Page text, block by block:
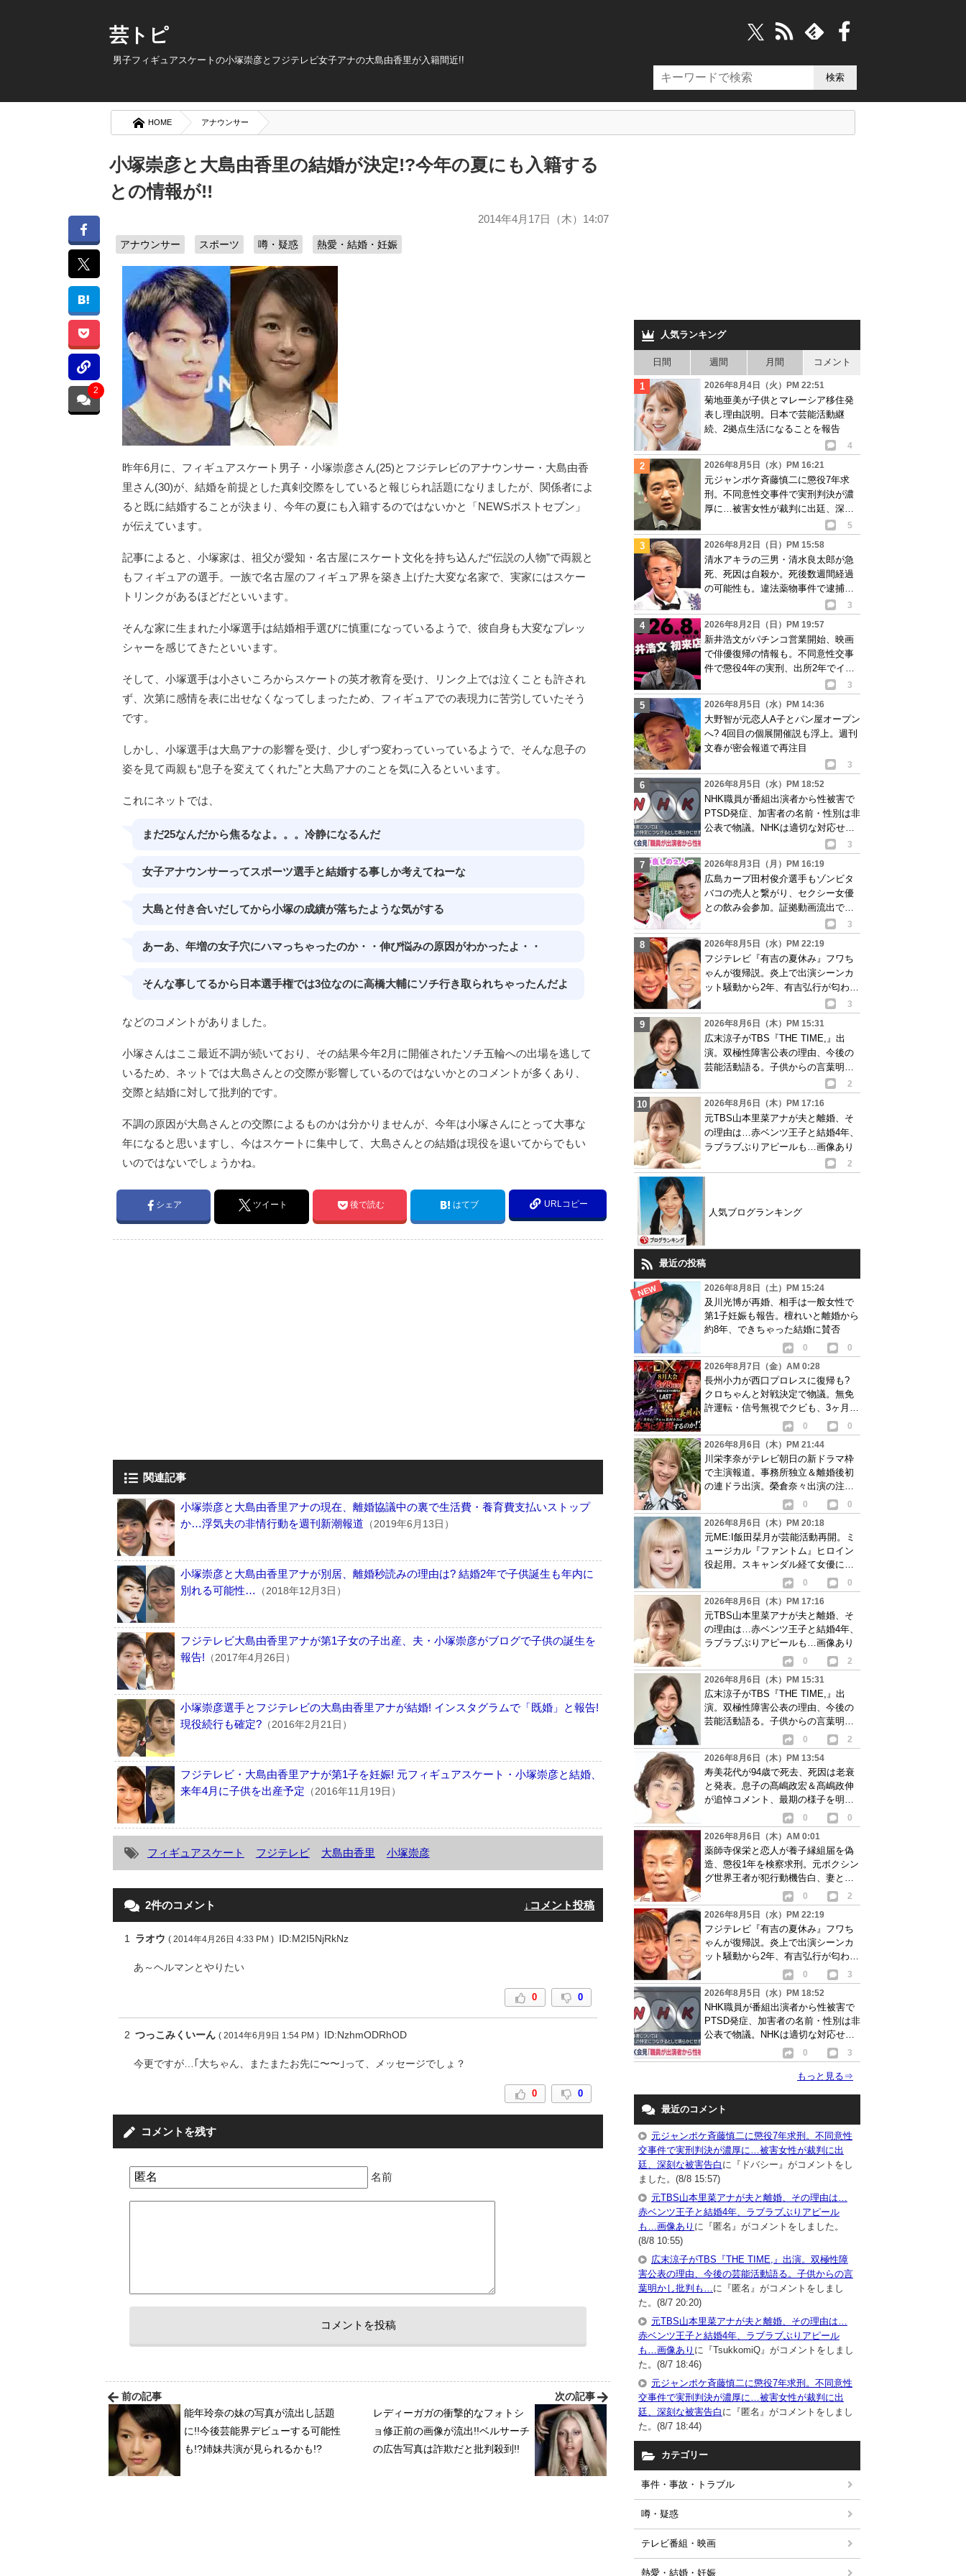
芸トピ
男子フィギュアスケートの小塚崇彦とフジテレビ女子アナの大島由香里が入籍間近!!
HOME アナウンサー
小塚崇彦と大島由香里の結婚が決定!?今年の夏にも入籍する
との情報が!!
2014年4月17日（木）14:07
アナウンサー スポーツ 噂・疑惑 熱愛・結婚・妊娠
2
昨年6月に、フィギュアスケート男子・小塚崇彦さん(25)とフジテレビのアナウンサー・大島由香
里さん(30)が、結婚を前提とした真剣交際をしていると報じられ話題になりましたが、関係者によ
ると既に結婚することが決まり、今年の夏にも入籍するのではないかと「NEWSポストセブン」
が伝えています。
記事によると、小塚家は、祖父が愛知・名古屋にスケート文化を持ち込んだ“伝説の人物”で両親と
もフィギュアの選手。一族で名古屋のフィギュア界を築き上げた大変な名家で、実家にはスケー
トリンクがあるほどだといいます。
そんな家に生まれた小塚選手は結婚相手選びに慎重になっているようで、彼自身も大変なプレッ
シャーを感じてきたといいます。
そして、小塚選手は小さいころからスケートの英才教育を受け、リンク上では泣くことも許され
ず、次第に感情を表に出せなくなってしまったため、フィギュアでの表現力に苦労していたそう
です。
しかし、小塚選手は大島アナの影響を受け、少しずつ変わっていっているようで、そんな息子の
姿を見て両親も“息子を変えてくれた”と大島アナのことを気に入るといいます。
これにネットでは、
まだ25なんだから焦るなよ。。。冷静になるんだ
女子アナウンサーってスポーツ選手と結婚する事しか考えてねーな
大島と付き合いだしてから小塚の成績が落ちたような気がする
あーあ、年増の女子穴にハマっちゃったのか・・伸び悩みの原因がわかったよ・・
そんな事してるから日本選手権では3位なのに高橋大輔にソチ行き取られちゃったんだよ
などのコメントがありました。
小塚さんはここ最近不調が続いており、その結果今年2月に開催されたソチ五輪への出場を逃して
いるため、ネットでは大島さんとの交際が影響しているのではないかとのコメントが多くあり、
交際と結婚に対して批判的です。
不調の原因が大島さんとの交際によるものかは分かりませんが、今年は小塚さんにとって大事な
年になると思いますし、今はスケートに集中して、大島さんとの結婚は現役を退いてからでもい
いのではないでしょうかね。
シェア ツイート 後で読む はてブ URLコピー
関連記事
小塚崇彦と大島由香里アナの現在、離婚協議中の裏で生活費・養育費支払いストップ
か…浮気夫の非情行動を週刊新潮報道 （2019年6月13日）
小塚崇彦と大島由香里アナが別居、離婚秒読みの理由は? 結婚2年で子供誕生も年内に
別れる可能性…
（2018年12月3日）
フジテレビ大島由香里アナが第1子女の子出産、夫・小塚崇彦がブログで子供の誕生を
報告! （2017年4月26日）
小塚崇彦選手とフジテレビの大島由香里アナが結婚! インスタグラムで「既婚」と報告!
現役続行も確定? （2016年2月21日）
フジテレビ・大島由香里アナが第1子を妊娠! 元フィギュアスケート・小塚崇彦と結婚、
来年4月に子供を出産予定 （2016年11月19日）
フィギュアスケート フジテレビ 大島由香里 小塚崇彦
2件のコメント ↓コメント投稿
1 ラオウ ( 2014年4月26日 4:33 PM ) ID:M2I5NjRkNz
あ～ヘルマンとやりたい
0 0
2 つっこみくいーん ( 2014年6月9日 1:54 PM ) ID:NzhmODRhOD
今更ですが…｢大ちゃん、またまたお先に〜〜｣って、メッセージでしょ？
0 0
コメントを残す
名前
前の記事
次の記事
能年玲奈の妹の写真が流出し話題
に!!今後芸能界デビューする可能性
も!?姉妹共演が見られるかも!?
レディーガガの衝撃的なフォトシ
ョ修正前の画像が流出!!ベルサーチ
の広告写真は詐欺だと批判殺到!!
人気ランキング
日間 週間 月間 コメント
2026年8月4日（火）PM 22:51
菊地亜美が子供とマレーシア移住発
表し理由説明。日本で芸能活動継
続、2拠点生活になることを報告
4
2026年8月5日（水）PM 16:21
元ジャンポケ斉藤慎二に懲役7年求
刑。不同意性交事件で実刑判決が濃
厚に…被害女性が裁判に出廷、深刻
5
2026年8月2日（日）PM 15:58
清水アキラの三男・清水良太郎が急
死、死因は自殺か。死後数週間経過
の可能性も。違法薬物事件で逮捕、
3
2026年8月2日（日）PM 19:57
新井浩文がパチンコ営業開始、映画
で俳優復帰の情報も。不同意性交事
件で懲役4年の実刑、出所2年でイベ
3
2026年8月5日（水）PM 14:36
大野智が元恋人A子とパン屋オープン
へ? 4回目の個展開催説も浮上。週刊
文春が密会報道で再注目
3
2026年8月5日（水）PM 18:52
NHK職員が番組出演者から性被害で
PTSD発症、加害者の名前・性別は非
公表で物議。NHKは適切な対応せず
3
2026年8月3日（月）PM 16:19
広島カープ田村俊介選手もゾンビタ
バコの売人と繋がり、セクシー女優
との飲み会参加。証拠動画流出で波
3
2026年8月5日（水）PM 22:19
フジテレビ『有吉の夏休み』フワち
ゃんが復帰説。炎上で出演シーンカ
ット騒動から2年、有吉弘行が匂わせ
3
2026年8月6日（木）PM 15:31
広末涼子がTBS『THE TIME,』出
演。双極性障害公表の理由、今後の
芸能活動語る。子供からの言葉明か
2
2026年8月6日（木）PM 17:16
元TBS山本里菜アナが夫と離婚、そ
の理由は…赤ベンツ王子と結婚4年、
ラブラブぶりアピールも…画像あり
2
人気ブログランキング
最近の投稿
2026年8月8日（土）PM 15:24
及川光博が再婚、相手は一般女性で
第1子妊娠も報告。檀れいと離婚から
約8年、できちゃった結婚に賛否
0
0
2026年8月7日（金）AM 0:28
長州小力が西口プロレスに復帰も?
クロちゃんと対戦決定で物議。無免
許運転・信号無視でクビも、3ヶ月で
0
0
2026年8月6日（木）PM 21:44
川栄李奈がテレビ朝日の新ドラマ枠
で主演報道。事務所独立＆離婚後初
の連ドラ出演。榮倉奈々出演の注目
0
0
2026年8月6日（木）PM 20:18
元ME:I飯田栞月が芸能活動再開。ミ
ュージカル『ファントム』ヒロイン
役起用。スキャンダル経て女優に転
0
0
2026年8月6日（木）PM 17:16
元TBS山本里菜アナが夫と離婚、そ
の理由は…赤ベンツ王子と結婚4年、
ラブラブぶりアピールも…画像あり
0
2
2026年8月6日（木）PM 15:31
広末涼子がTBS『THE TIME,』出
演。双極性障害公表の理由、今後の
芸能活動語る。子供からの言葉明か
0
2
2026年8月6日（木）PM 13:54
寿美花代が94歳で死去、死因は老衰
と発表。息子の髙嶋政宏＆髙嶋政伸
が追悼コメント、最期の様子を明か
0
0
2026年8月6日（木）AM 0:01
薬師寺保栄と恋人が養子縁組届を偽
造、懲役1年を検察求刑。元ボクシン
グ世界王者が犯行動機告白、妻と離
0
2
2026年8月5日（水）PM 22:19
フジテレビ『有吉の夏休み』フワち
ゃんが復帰説。炎上で出演シーンカ
ット騒動から2年、有吉弘行が匂わせ
0
3
2026年8月5日（水）PM 18:52
NHK職員が番組出演者から性被害で
PTSD発症、加害者の名前・性別は非
公表で物議。NHKは適切な対応せず
0 3
もっと見る⇒
最近のコメント
元ジャンポケ斉藤慎二に懲役7年求刑。不同意性
交事件で実刑判決が濃厚に…被害女性が裁判に出
廷、深刻な被害告白 に『ドバシー』がコメントをし
ました。(8/8 15:57)
元TBS山本里菜アナが夫と離婚、その理由は…
赤ベンツ王子と結婚4年、ラブラブぶりアピール
も…画像あり に『匿名』がコメントをしました。
(8/8 10:55)
広末涼子がTBS『THE TIME,』出演。双極性障
害公表の理由、今後の芸能活動語る。子供からの言
葉明かし批判も… に『匿名』がコメントをしまし
た。(8/7 20:20)
元TBS山本里菜アナが夫と離婚、その理由は…
赤ベンツ王子と結婚4年、ラブラブぶりアピール
も…画像あり に『TsukkomiQ』がコメントをしまし
た。(8/7 18:46)
元ジャンポケ斉藤慎二に懲役7年求刑。不同意性
交事件で実刑判決が濃厚に…被害女性が裁判に出
廷、深刻な被害告白 に『匿名』がコメントをしまし
た。(8/7 18:44)
カテゴリー
事件・事故・トラブル
噂・疑惑
テレビ番組・映画
熱愛・結婚・妊娠